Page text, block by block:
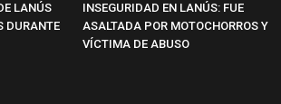
LANÚS
DURANTE
INSEGURIDAD EN LANÚS: FUE
ASALTADA POR MOTOCHORROS Y
VÍCTIMA DE ABUSO